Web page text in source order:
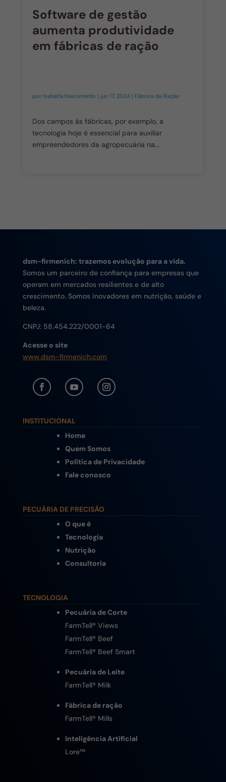
Software de gestão
aumenta produtividade
em fábricas de ração
por Isabella Nascimento | jun 17, 2024 | Fábrica de Ração
Dos campos às fábricas, por exemplo, a
tecnologia hoje é essencial para auxiliar
empreendedores da agropecuária na...
dsm-firmenich: trazemos evolução para a vida.
Somos um parceiro de confiança para empresas que
operam em mercados resilientes e de alto
crescimento. Somos inovadores em nutrição, saúde e
beleza.
CNPJ: 58.454.222/0001-64
Acesse o site
www.dsm-firmenich.com
INSTITUCIONAL
Home
Quem Somos
Política de Privacidade
Fale conosco
PECUÁRIA DE PRECISÃO
O que é
Tecnologia
Nutrição
Consultoria
TECNOLOGIA
Pecuária de Corte
FarmTell® Views
FarmTell® Beef
FarmTell® Beef Smart
Pecuária de Leite
FarmTell® Milk
Fábrica de ração
FarmTell® Mills
Inteligência Artificial
Lore™